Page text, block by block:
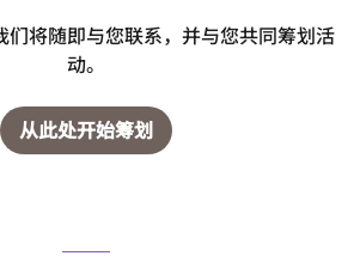
们将随即与您联系，并与您共同筹划活
动。
从此处开始筹划